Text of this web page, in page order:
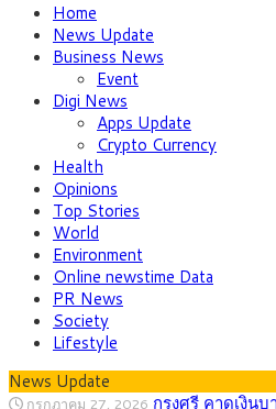
Home
News Update
Business News
Event
Digi News
Apps Update
Crypto Currency
Health
Opinions
Top Stories
World
Environment
Online newstime Data
PR News
Society
Lifestyle
News Update
กรกฎาคม 27, 2026 กรุงศรี คาดเงิน